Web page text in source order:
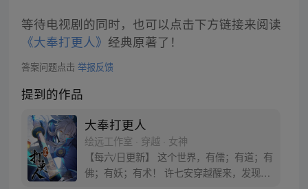
等待电视剧的同时，也可以点击下方链接来阅读
《大奉打更人》 经典原著了！
答案问题点击 举报反馈
提到的作品
大奉打更人
绘远工作室 · 穿越 · 女神
【每六/日更新】 这个世界，有儒；有道；有
佛；有妖；有术！ 许七安穿越醒来，发现自